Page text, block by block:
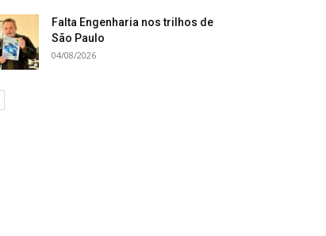
Falta Engenharia nos trilhos de
São Paulo
04/08/2026